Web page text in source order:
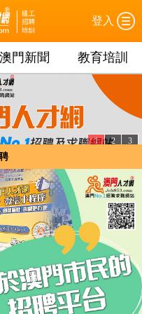
登入
澳門新聞 教育培訓
3
2
1